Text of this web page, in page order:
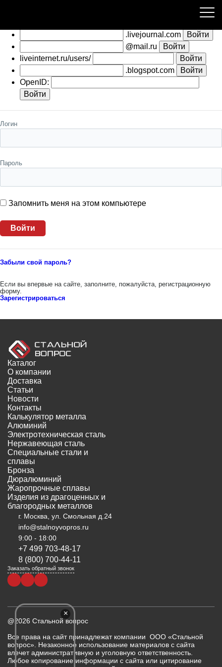
.livejournal.com
@mail.ru
liveinternet.ru/users/
.blogspot.com
OpenID:
Логин
Пароль
Запомнить меня на этом компьютере
Забыли свой пароль?
Если вы впервые на сайте, заполните, пожалуйста, регистрационную
форму.
Зарегистрироваться
Каталог
О компании
Доставка
Статьи
Новости
Контакты
Калькулятор металла
Алюминий
Электротехническая сталь
Нержавеющая сталь
Специальные стали и
сплавы
Бронза
Дюралюминий
Жаропрочные сплавы
Изделия из драгоценных и
благородных металлов
г. Москва, ул. Смольная д.24
info@stalnoyvopros.ru
9:00 - 18:00
+7 499 703-48-17
8 (800) 700-44-11
Заказать обратный звонок
@2026 Стальной вопрос
Все права на сайт принадлежат компании ООО «Стальной
вопрос». Незаконное использование материалов с сайта
влечет административную и уголовную ответственность.
Любое копирование информации с сайта или цитирование
×